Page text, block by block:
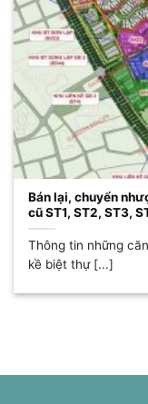
Bán lại, chuyển
cũ ST1, ST2, ST3,
Thông tin những
kề biệt thự [...]